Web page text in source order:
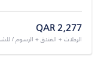
QAR 2,277
الرحلات + الفندق + الرسوم /